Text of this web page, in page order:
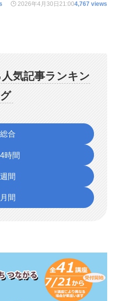
2026年4月30日21:004,767 views
気記事ランキン
グ
総合
時間
週間
月間